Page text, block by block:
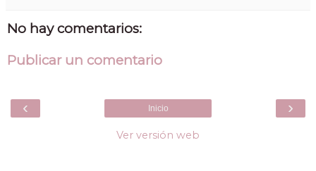
No hay comentarios:
Publicar un comentario
‹ ›
Inicio
Ver versión web